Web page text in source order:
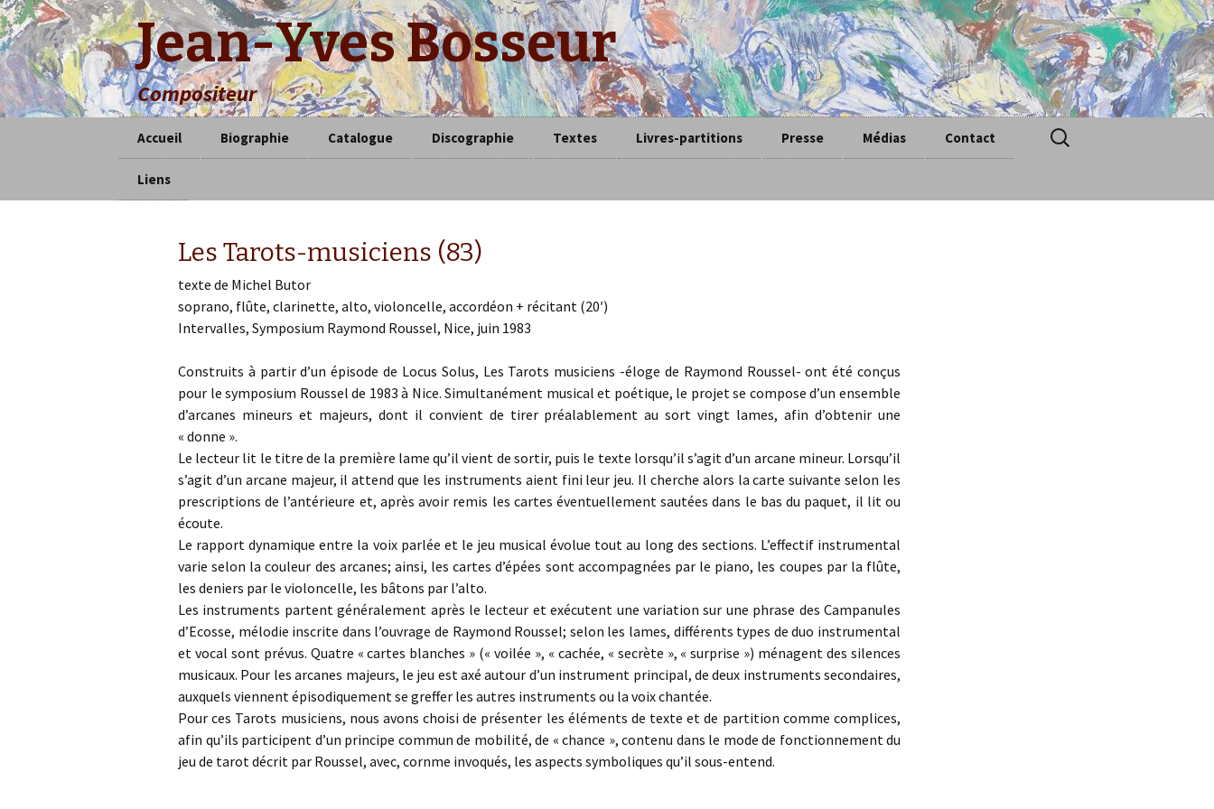
Jean-Yves Bosseur
Compositeur
contenu
Accueil Biographie Catalogue
Vocal
Ensemble
Électro-acoustique et
musiques
radiophoniques
Forme ouverte
Pédagogiques
Musiques de film et de
télévision
Musiques de scène
Musiques
Événementielles
Discographie Textes Livres-partitions Presse Médias Contact
Liens
Rechercher :
Les Tarots-musiciens (83)
texte de Michel Butor
soprano, flûte, clarinette, alto, violoncelle, accordéon + récitant (20′)
Intervalles, Symposium Raymond Roussel, Nice, juin 1983
Construits à partir d’un épisode de Locus Solus, Les Tarots musiciens -éloge de Raymond Roussel- ont été conçus
pour le symposium Roussel de 1983 à Nice. Simultanément musical et poétique, le projet se compose d’un ensemble
d’arcanes mineurs et majeurs, dont il convient de tirer préalablement au sort vingt lames, afin d’obtenir une
« donne ».
Le lecteur lit le titre de la première lame qu’il vient de sortir, puis le texte lorsqu’il s’agit d’un arcane mineur. Lorsqu’il
s’agit d’un arcane majeur, il attend que les instruments aient fini leur jeu. Il cherche alors la carte suivante selon les
prescriptions de l’antérieure et, après avoir remis les cartes éventuellement sautées dans le bas du paquet, il lit ou
écoute.
Le rapport dynamique entre la voix parlée et le jeu musical évolue tout au long des sections. L’effectif instrumental
varie selon la couleur des arcanes; ainsi, les cartes d’épées sont accompagnées par le piano, les coupes par la flûte,
les deniers par le violoncelle, les bâtons par l’alto.
Les instruments partent généralement après le lecteur et exécutent une variation sur une phrase des Campanules
d’Ecosse, mélodie inscrite dans l’ouvrage de Raymond Roussel; selon les lames, différents types de duo instrumental
et vocal sont prévus. Quatre « cartes blanches » (« voilée », « cachée, « secrète », « surprise ») ménagent des silences
musicaux. Pour les arcanes majeurs, le jeu est axé autour d’un instrument principal, de deux instruments secondaires,
auxquels viennent épisodiquement se greffer les autres instruments ou la voix chantée.
Pour ces Tarots musiciens, nous avons choisi de présenter les éléments de texte et de partition comme complices,
afin qu’ils participent d’un principe commun de mobilité, de « chance », contenu dans le mode de fonctionnement du
jeu de tarot décrit par Roussel, avec, cornme invoqués, les aspects symboliques qu’il sous-entend.